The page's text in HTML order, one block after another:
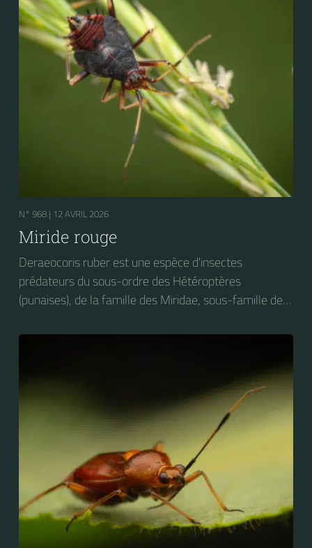
N° 968 | 12 AVRIL 2026
Miride rouge
Deraeocoris ruber est une espèce d'insectes
prédateurs du sous-ordre des Hétéroptères
(punaises), de la famille des Miridae, sous-famille des
Deraeocoris. On peut trouver cet insecte sur des
larves de Craesus septentrionalis (la Thentrède du
bouleau et de l’aulne).